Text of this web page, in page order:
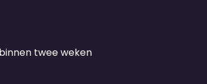
twee weken